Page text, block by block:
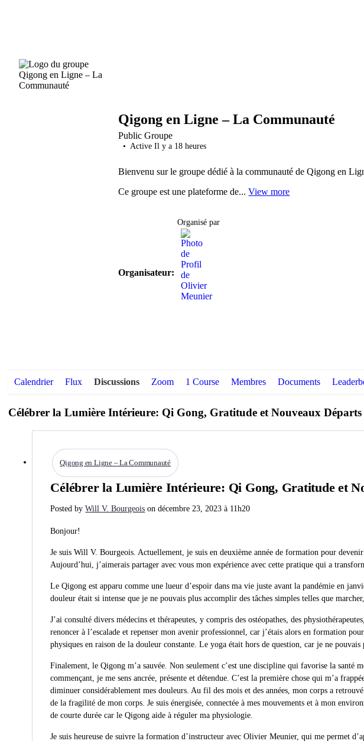
Qigong en Ligne – La Communauté
Public Groupe
Active Il y a 18 heures
Bienvenu sur le groupe dédié à la communauté de Qigong en
Ce groupe est une plateforme de...View more
Organisateur:
Organisé par
Calendrier Flux Discussions Zoom 1 Course Membres Documents
Célébrer la Lumière Intérieure: Qi Gong, Gratitude et Nouveaux Départs
Qigong en Ligne – La Communauté
Célébrer la Lumière Intérieure: Qi Gong, Gratitude et
Posted byWill V. Bourgeois on décembre 23, 2023 à 11h20
Bonjour!
Je suis Will V. Bourgeois. Actuellement, je suis en deuxième année de formation pour
Aujourd’hui, j’aimerais partager avec vous mon expérience avec cette pratique qui a
Le Qigong est apparu comme une lueur d’espoir dans ma vie juste avant la pandémie en
douleur était si intense que je ne pouvais plus accomplir des tâches simples telles que
J’ai consulté divers médecins et thérapeutes, y compris des ostéopathes, des
renoncer à l’escalade et repenser mon avenir professionnel, car j’étais alors en formation
physiques en raison de la douleur constante. Le yoga était hors de question, car je ne
Finalement, le Qigong m’a sauvée. Non seulement c’est une discipline qui favorise la santé
commençant, je me sens ancrée, présente et détendue. C’est la première chose qui m’a
diminuer considérablement mes douleurs. Au fil des mois et des années, mon corps a
de la fragilité de mon corps. Je suis énergisée, connectée à mes mouvements et à mon
de courte durée car le Qigong aide à réguler ma physiologie.
Je suis heureuse de suivre la formation d’instructeur avec Olivier Meunier, qui me permet